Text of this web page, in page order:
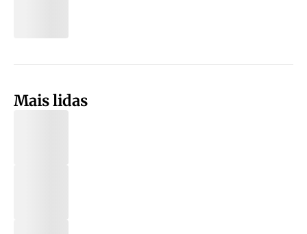
Mais lidas